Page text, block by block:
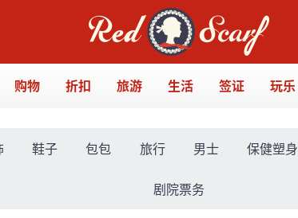
购物 折扣 旅游 生活 签证 玩乐
鞋子 包包 旅行 男士 保健塑身
剧院票务